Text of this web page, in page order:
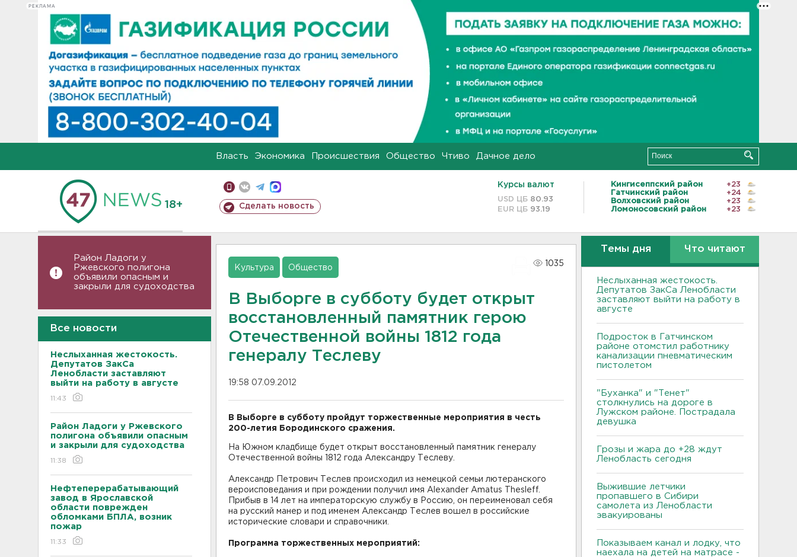
РЕКЛАМА
Власть Экономика Происшествия Общество Чтиво Дачное дело
18+ Сделать новость
Курсы валют
USD ЦБ 80.93
EUR ЦБ 93.19
Кингисеппский район
+23
Гатчинский район
+24
Волховский район
+23
Ломоносовский район
+23
Район Ладоги у
Ржевского полигона
объявили опасным и
закрыли для судоходства
Все новости
Неслыханная жестокость.
Депутатов ЗакСа
Ленобласти заставляют
выйти на работу в августе
11:43
Район Ладоги у Ржевского
полигона объявили опасным
и закрыли для судоходства
11:38
Нефтеперерабатывающий
завод в Ярославской
области поврежден
обломками БПЛА, возник
пожар
11:33
Культура Общество
1035
В Выборге в субботу будет открыт
восстановленный памятник герою
Отечественной войны 1812 года
генералу Теслеву
19:58 07.09.2012
В Выборге в субботу пройдут торжественные мероприятия в честь
200-летия Бородинского сражения.
На Южном кладбище будет открыт восстановленный памятник генералу
Отечественной войны 1812 года Александру Теслеву.
Александр Петрович Теслев происходил из немецкой семьи лютеранского
вероисповедания и при рождении получил имя Alexander Amatus Thesleff.
Прибыв в 14 лет на императорскую службу в Россию, он переименовал себя
на русский манер и под именем Александр Теслев вошел в российские
исторические словари и справочники.
Программа торжественных мероприятий:
Темы дня Что читают
Неслыханная жестокость.
Депутатов ЗакСа Ленобласти
заставляют выйти на работу в
августе
Подросток в Гатчинском
районе отомстил работнику
канализации пневматическим
пистолетом
"Буханка" и "Тенет"
столкнулись на дороге в
Лужском районе. Пострадала
девушка
Грозы и жара до +28 ждут
Ленобласть сегодня
Выжившие летчики
пропавшего в Сибири
самолета из Ленобласти
эвакуированы
Показываем канал и лодку, что
наехала на детей на матрасе -